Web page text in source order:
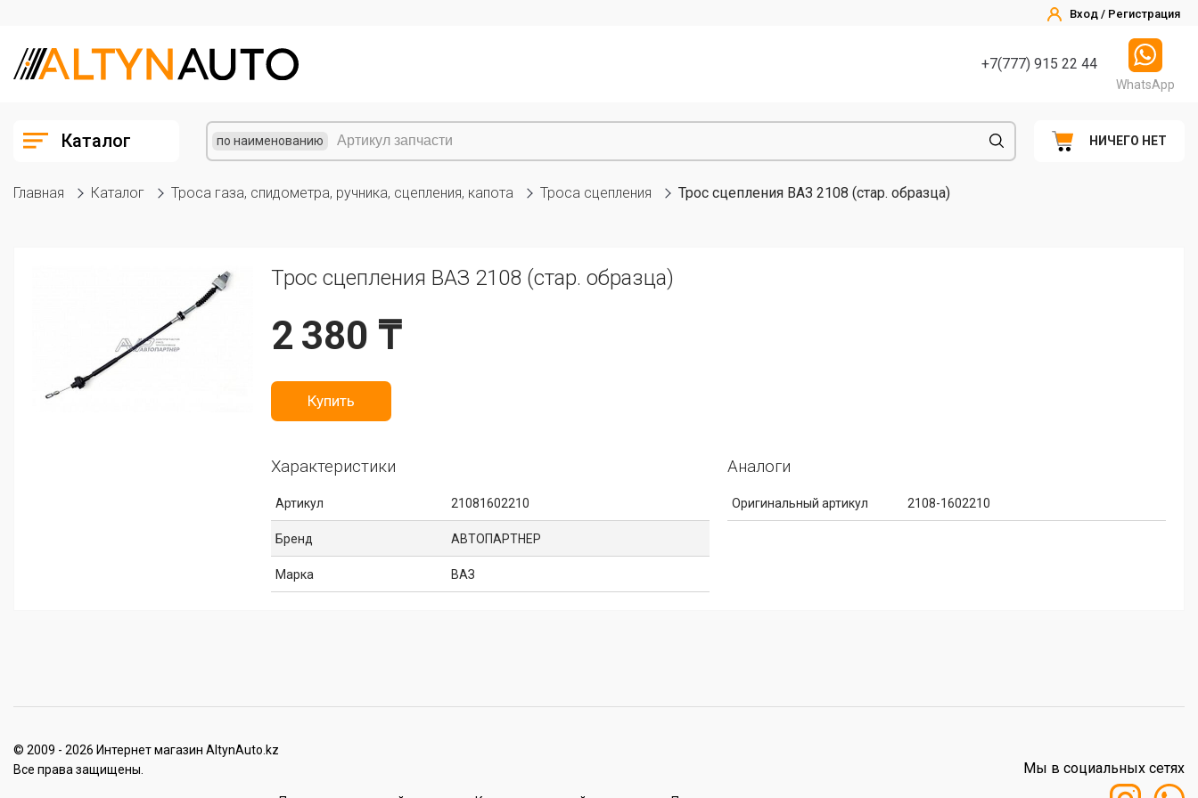
Вход / Регистрация
+7(777) 915 22 44
WhatsApp
Каталог по наименованию НИЧЕГО НЕТ
Главная Каталог Троса газа, спидометра, ручника, сцепления, капота Троса сцепления Трос сцепления ВАЗ 2108 (стар. образца)
Трос сцепления ВАЗ 2108 (стар. образца)
2 380 ₸
Купить
Характеристики
Артикул 21081602210
Бренд АВТОПАРТНЕР
Марка ВАЗ
Аналоги
Оригинальный артикул 2108-1602210
© 2009 - 2026 Интернет магазин AltynAuto.kz
Все права защищены.
Мы в социальных сетях